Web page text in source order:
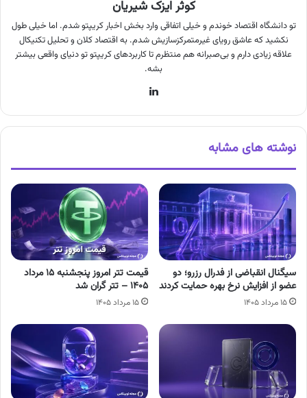
کوثر ایزک شیریان
تو دانشگاه اقتصاد خوندم و خیلی اتفاقی وارد بخش اخبار کریپتو شدم. اما خیلی طول
نکشید که عاشق رویای غیرمتمرکزسازیش شدم. به اقتصاد کلان و تحلیل تکنیکال
علاقه زیادی دارم و بی‌صبرانه هم منتظرم تا کاربردهای کریپتو تو دنیای واقعی بیشتر
بشه.
نوشته های مشابه
سیگنال انقباضی از فدرال رزرو؛ دو
عضو از افزایش نرخ بهره حمایت کردند
۱۵ مرداد ۱۴۰۵
قیمت تتر امروز پنجشنبه ۱۵ مرداد
۱۴۰۵ – تتر گران شد
۱۵ مرداد ۱۴۰۵